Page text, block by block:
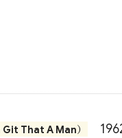
That A Man）